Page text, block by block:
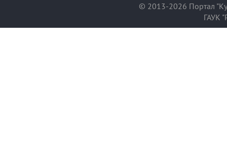
© 2013-2026 Портал
ГАУК